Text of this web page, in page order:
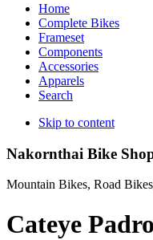
Home
Complete Bikes
Frameset
Components
Accessories
Apparels
Search
Skip to content
Nakornthai Bike
Mountain Bikes, Road
Cateye